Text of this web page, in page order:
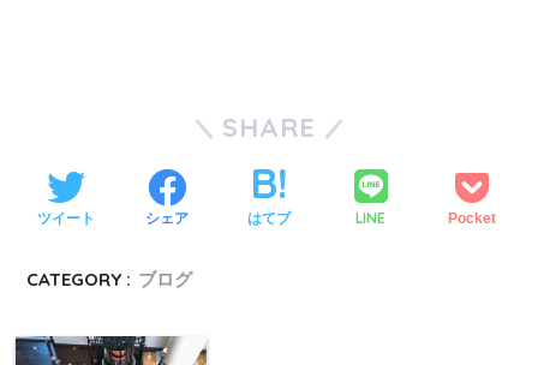
SHARE
ツイート シェア はてブ LINE Pocket
CATEGORY : ブログ